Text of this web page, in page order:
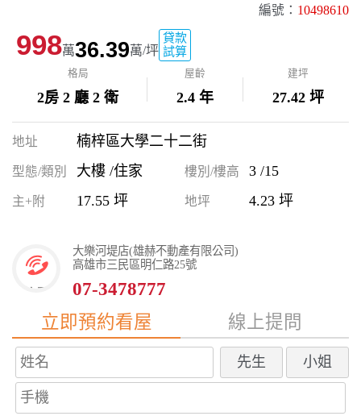
編號： 10498610
998萬36.39萬/坪
貸款
試算
格局
2房 2 廳 2 衛
屋齡
2.4 年
建坪
27.42 坪
地址 楠梓區大學二十二街
型態/類別 大樓 /住家 樓別/樓高 3 /15
主+附 17.55 坪 地坪 4.23 坪
大樂河堤店(雄赫不動產有限公司)
高雄市三民區明仁路25號
07-3478777
立即預約看屋
線上提問
先生 小姐